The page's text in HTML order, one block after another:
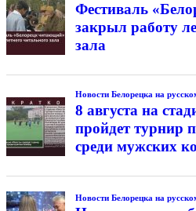
Фестиваль
закрыл работу
зала
Новости Белорецка на
8 августа на
пройдет турнир
среди мужских
Новости Белорецка на